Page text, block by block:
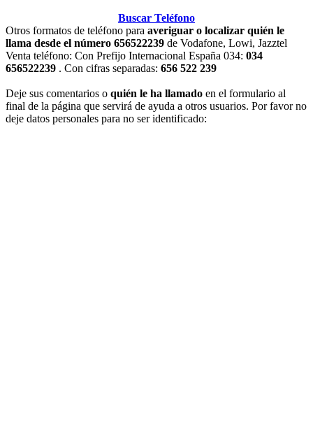
Buscar Teléfono
Otros formatos de teléfono para averiguar o localizar quién le
llama desde el número 656522239 de Vodafone, Lowi, Jazztel
Venta teléfono: Con Prefijo Internacional España 034: 034
656522239 . Con cifras separadas: 656 522 239
Deje sus comentarios o quién le ha llamado en el formulario al
final de la página que servirá de ayuda a otros usuarios. Por favor no
deje datos personales para no ser identificado: